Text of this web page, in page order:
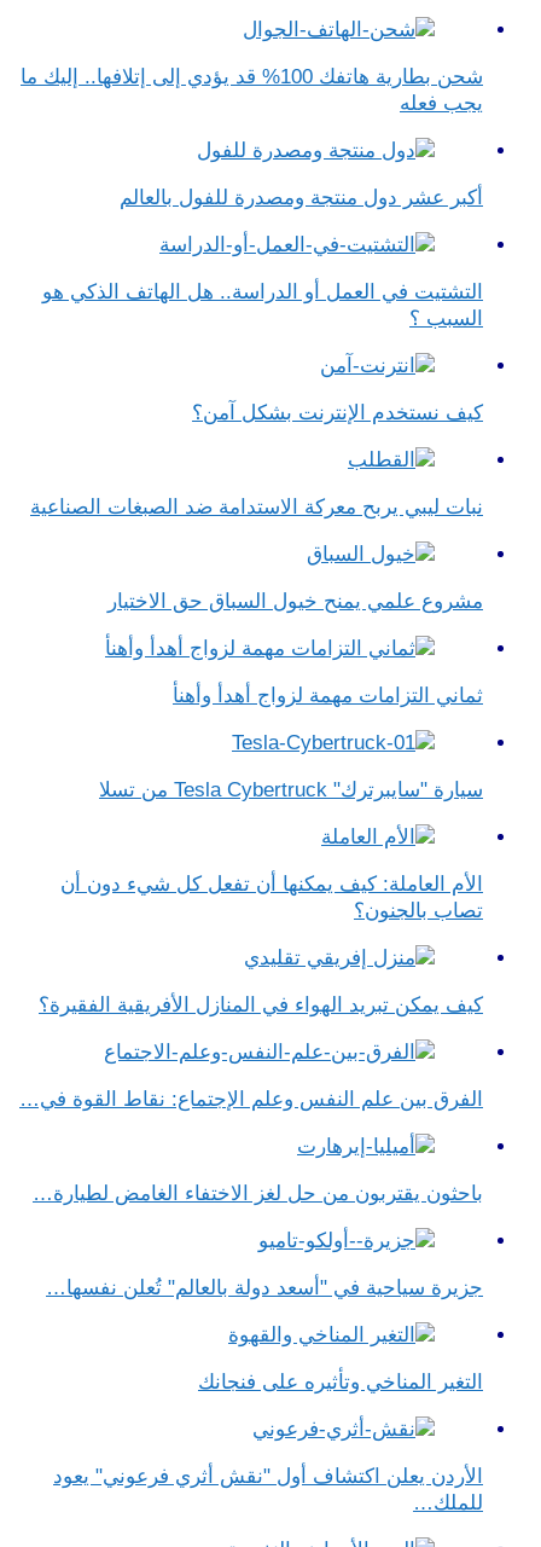
شحن بطارية هاتفك 100% قد يؤدي إلى إتلافها.. إليك ما
يجب فعله
أكبر عشر دول منتجة ومصدرة للفول بالعالم
التشتيت في العمل أو الدراسة.. هل الهاتف الذكي هو
السبب ؟
كيف نستخدم الإنترنت بشكل آمن؟
نبات ليبي يربح معركة الاستدامة ضد الصبغات الصناعية
مشروع علمي يمنح خيول السباق حق الاختيار
ثماني التزامات مهمة لزواج أهدأ وأهنأ
سيارة "سايبرترك" Tesla Cybertruck من تسلا
الأم العاملة: كيف يمكنها أن تفعل كل شيء دون أن
تصاب بالجنون؟
كيف يمكن تبريد الهواء في المنازل الأفريقية الفقيرة؟
الفرق بين علم النفس وعلم الإجتماع​: نقاط القوة في…
باحثون يقتربون من حل لغز الاختفاء الغامض لطيارة…
جزيرة سياحية في "أسعد دولة بالعالم" تُعلن نفسها…
التغير المناخي وتأثيره على فنجانك
الأردن يعلن اكتشاف أول "نقش أثري فرعوني" يعود
للملك…